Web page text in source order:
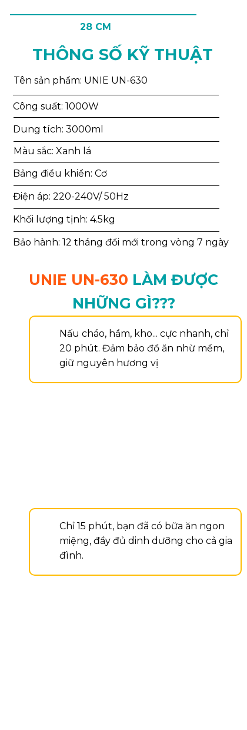
THÔNG SỐ KỸ THUẬT
28 CM
Tên sản phẩm: UNIE UN-630
Bảng điều khiển: Cơ
Màu sắc: Xanh lá
Công suất: 1000W
Điện áp: 220-240V/ 50Hz
Dung tích: 3000ml
Khối lượng tịnh: 4.5kg
Bảo hành: 12 tháng đổi mới trong vòng 7 ngày
Nấu cháo, hầm, kho... cực nhanh, chỉ
20 phút. Đảm bảo đồ ăn nhừ mềm,
giữ nguyên hương vị
Chỉ 15 phút, bạn đã có bữa ăn ngon
miệng, đầy đủ dinh dưỡng cho cả gia
đình.
UNIE UN-630 LÀM ĐƯỢC
NHỮNG GÌ???